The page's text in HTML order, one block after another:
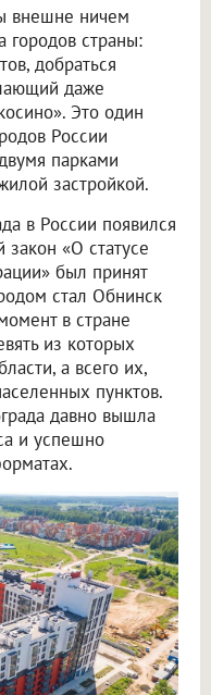
внешне ничем
городов страны:
добраться
даже
Это один
России
парками
застройкой.
в России появился
«О статусе
был принят
стал Обнинск
в стране
из которых
а всего их,
пунктов.
давно вышла
и успешно